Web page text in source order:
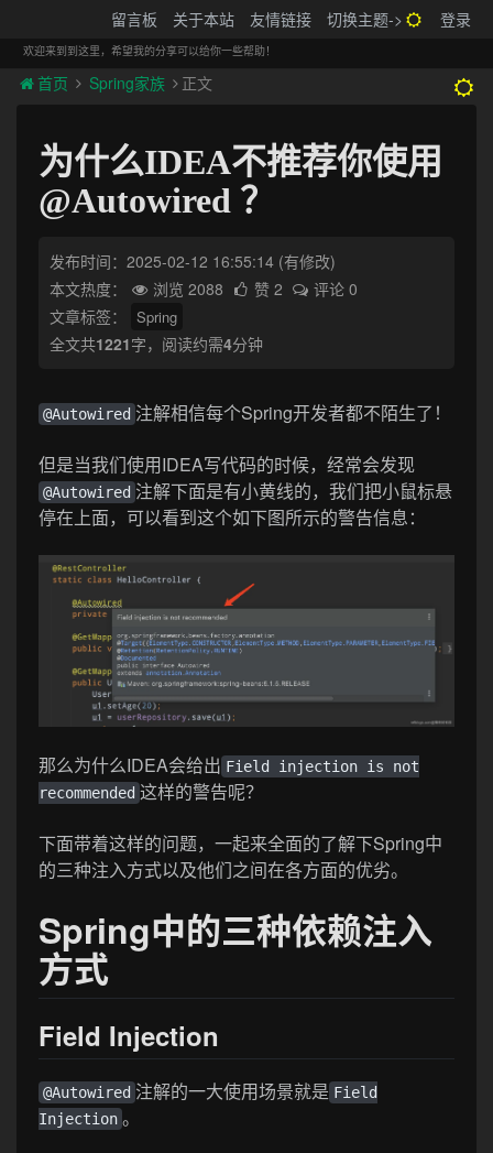
留言板 关于本站 友情链接 切换主题-> 登录
欢迎来到到这里，希望我的分享可以给你一些帮助！
首页 Spring家族 正文
为什么IDEA不推荐你使用
@Autowired ？
发布时间：2025-02-12 16:55:14 (有修改)
本文热度：
浏览 2088 赞 2
评论 0
文章标签：
Spring
全文共1221字，阅读约需4分钟
@Autowired 注解相信每个Spring开发者都不陌生了！
但是当我们使用IDEA写代码的时候，经常会发现
@Autowired 注解下面是有小黄线的，我们把小鼠标悬
停在上面，可以看到这个如下图所示的警告信息：
那么为什么IDEA会给出 Field injection is not
recommended 这样的警告呢？
下面带着这样的问题，一起来全面的了解下Spring中
的三种注入方式以及他们之间在各方面的优劣。
Spring中的三种依赖注入
方式
Field Injection
@Autowired 注解的一大使用场景就是 Field
Injection 。